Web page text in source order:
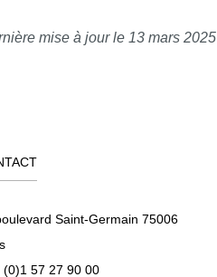
mise à jour le 13 mars 2025
Saint-Germain 75006
(0)1 57 27 90 00